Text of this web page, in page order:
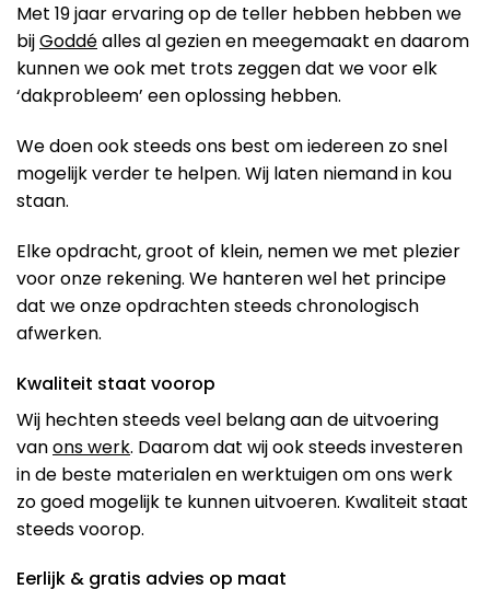
Met 19 jaar ervaring op de teller hebben hebben we
bijGoddéalles al gezien en meegemaakt en daarom
kunnen we ook met trots zeggen dat we voor elk
‘dakprobleem’ een oplossing hebben.
We doen ook steeds ons best om iedereen zo snel
mogelijk verder te helpen. Wij laten niemand in kou
staan.
Elke opdracht, groot of klein, nemen we met plezier
voor onze rekening. We hanteren wel het principe
dat we onze opdrachten steeds chronologisch
afwerken.
Kwaliteit staat voorop
Wij hechten steeds veel belang aan de uitvoering
vanons werk. Daarom dat wij ook steeds investeren
in de beste materialen en werktuigen om ons werk
zo goed mogelijk te kunnen uitvoeren. Kwaliteit staat
steeds voorop.
Eerlijk & gratis advies op maat